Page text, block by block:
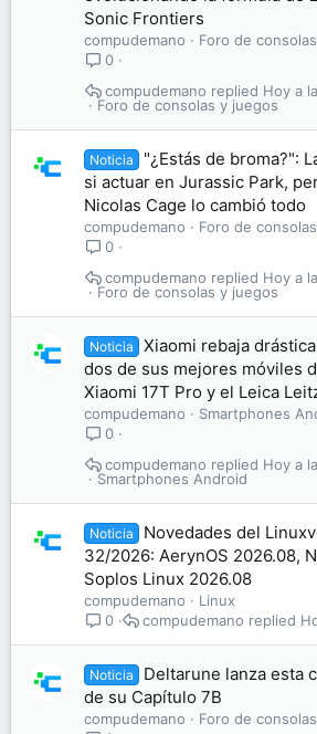
Sonic Frontiers
compudemano
Foro de
0
Foro de consolas y juegos
Hoy a
compudemano
Noticia
"¿Estás de broma?":
si actuar en Jurassic Park,
Nicolas Cage lo cambió todo
compudemano
Foro de
0
Foro de consolas y juegos
Hoy a
compudemano
Noticia
Xiaomi rebaja
dos de sus mejores móviles
Xiaomi 17T Pro y el Leica
compudemano
Smartphones
0
Smartphones Android
Hoy a
compudemano
Noticia
Novedades del
32/2026: AerynOS 2026.08,
Soplos Linux 2026.08
compudemano
Linux
0
compudemano
Noticia
Deltarune lanza esta
de su Capítulo 7B
compudemano
Foro de